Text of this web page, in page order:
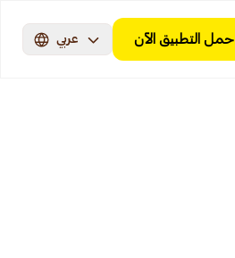
حمل التطبيق الآن عربي